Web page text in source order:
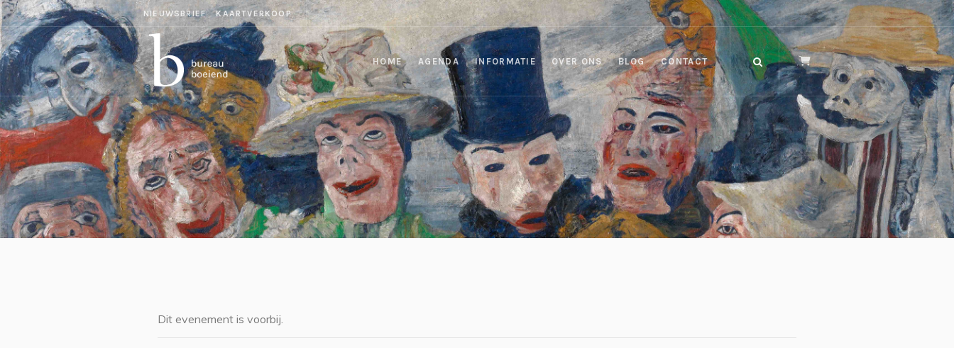
NIEUWSBRIEF KAARTVERKOOP
HOME AGENDA INFORMATIE OVER ONS BLOG CONTACT
Dit evenement is voorbij.